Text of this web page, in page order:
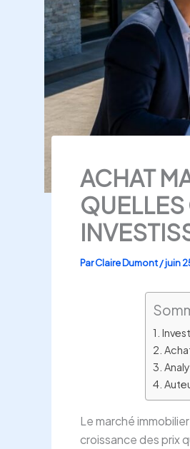
ACHAT
ParClaire Dumont/juin
Le marché
croissance des prix